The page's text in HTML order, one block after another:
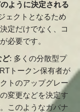
ように決定される
ェクトとなるため
定だけでなく、コ
必要です。
ど: 多くの分散型プ
トークン保有者が
トのアップグレー
変更などを決定す
このようなガバナ